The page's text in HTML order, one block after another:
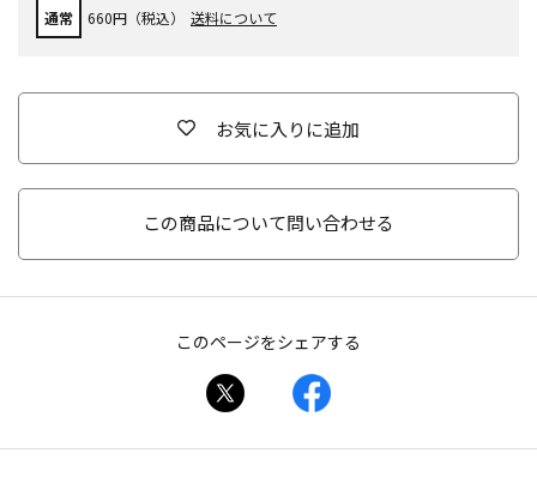
通常 660円（税込） 送料について
お気に入りに追加
この商品について問い合わせる
このページをシェアする